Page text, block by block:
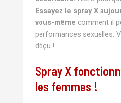
Essayez le spray X
vous-même comment il
performances sexuelles.
déçu !
Spray X
les femmes !